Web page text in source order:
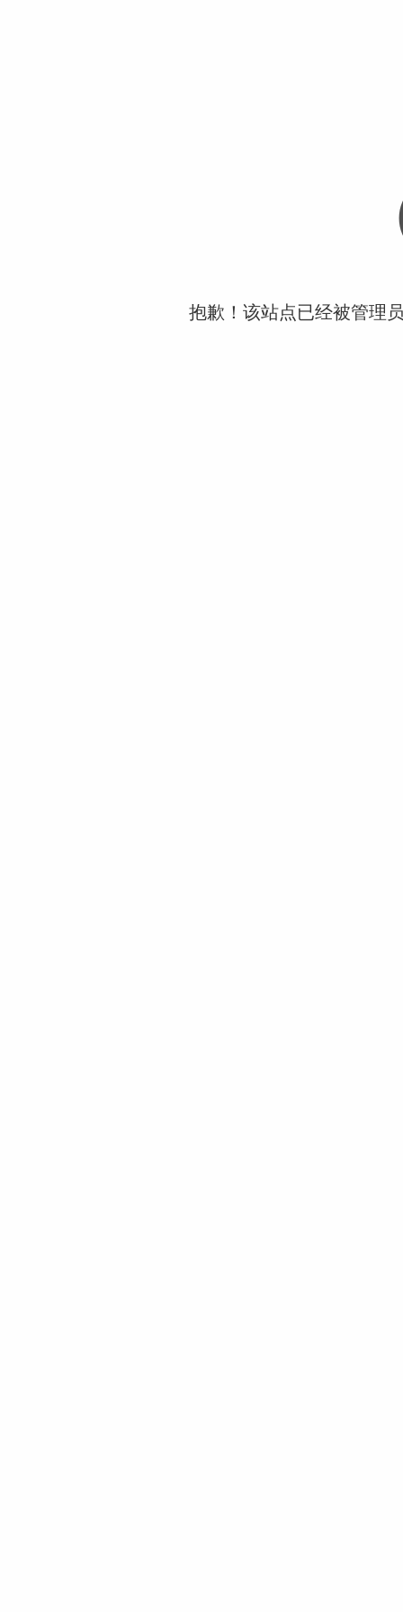
抱歉！该站点已经被管理